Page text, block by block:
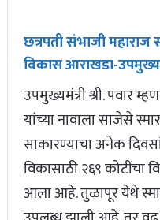
छत्रपती संभाजी महाराज
विकास आराखडा-
उपमुख्यमंत्री श्री. पवार
यांच्या नावाला साजेसे
साकारण्याचा अनेक
विकासाठी २६९ कोटींचा
आला आहे. तुळापूर येथे